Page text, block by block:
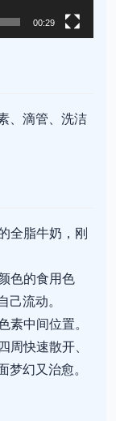
00:29
、滴管、洗洁
全脂牛奶，刚
色的食用色
流动。
中间位置。
快速散开、
幻又治愈。